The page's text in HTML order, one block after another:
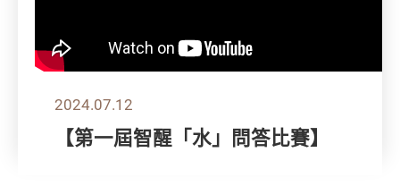
2024.07.12
【第一屆智醒「水」問答比賽】